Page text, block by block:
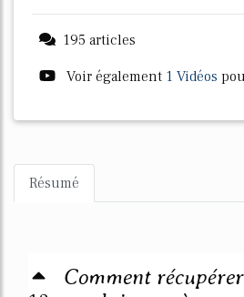
195 articles
Voir également 1 Vidéos
Résumé
Comment